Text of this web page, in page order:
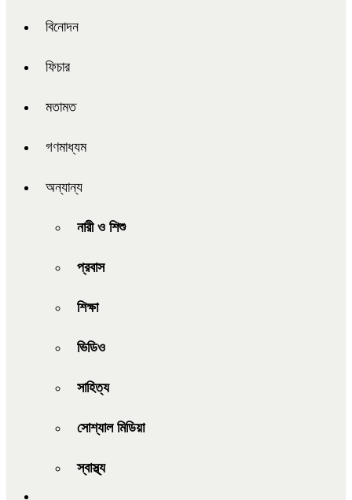
বিনোদন
ফিচার
মতামত
গণমাধ্যম
অন্যান্য
নারী ও শিশু
প্রবাস
শিক্ষা
ভিডিও
সাহিত্য
সোশ্যাল মিডিয়া
স্বাস্থ্য